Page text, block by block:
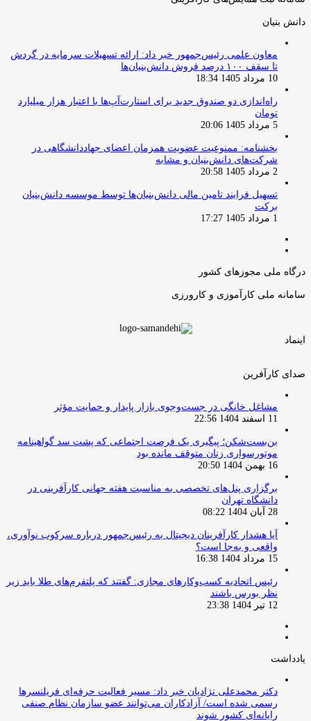
دانش‌ بنیان‌
معاون علمی رئیس‌جمهور خبر داد: ارائه تسهیلات سرمایه در گردش
تا سقف ۱۰۰ درصد فروش دانش‌بنیان‌ها
10 مرداد 1405 18:34
راه‌اندازی دو صندوق جدید برای استارت‌آپ‌ها با اعتبار هزار میلیارد
تومان
5 مرداد 1405 20:06
بخشنامه: ممنوعیت عضویت همزمان اعضای جهاددانشگاهی در
شرکت‌های دانش‌بنیان و مشابه
2 مرداد 1405 20:58
تسهیل فرایند تامین مالی دانش‌بنیان‌ها توسط موسسه دانش‌بنیان
برکت
1 مرداد 1405 17:27
درگاه ملی مجوزهای کشور
سامانه ملی کارآموزی و کارورزی
اینماد
صدای کارآفرین
مشاغل خانگی در جست‌وجوی بازار پایدار و حمایت مؤثر
11 اسفند 1404 22:56
بن‌بست‌شکن؛ پیگیری یک فرصت اجتماعی که پشت سد گواهینامه
موتورسواری زنان متوقف مانده بود
16 بهمن 1404 20:50
برگزاری پنل‌های تخصصی به مناسبت هفته جهانی کارآفرینی در
دانشگاه تهران
28 آبان 1404 08:22
آیا هشدار کارآفرینان دیجیتال به رئیس‌جمهور درباره سرکوب نوآوری،
واقعی و به‌جا است؟
15 مرداد 1404 16:38
‏رئیس اتحادیه کسب‌وکارهای مجازی: گفتند که پلتفرم‌های طلا باید زیر
نظر بورس باشند
12 تیر 1404 23:38
یادداشت
دکتر محمدعلی نژادیان خبر داد: مسیر فعالیت حرفه‌ای فریلنسرها
رسمی شده است/ آزادکاران می‌توانند عضو سازمان نظام صنفی
رایانه‌ای کشور شوند